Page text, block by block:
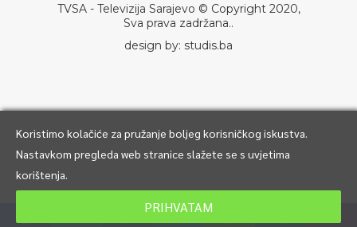
TVSA - Televizija Sarajevo © Copyright 2020,
Sva prava zadržana..
design by: studis.ba
Koristimo kolačiće za pružanje boljeg korisničkog iskustva.
Nastavkom pregleda web stranice slažete se s uvjetima
korištenja.
PRIHVATAM